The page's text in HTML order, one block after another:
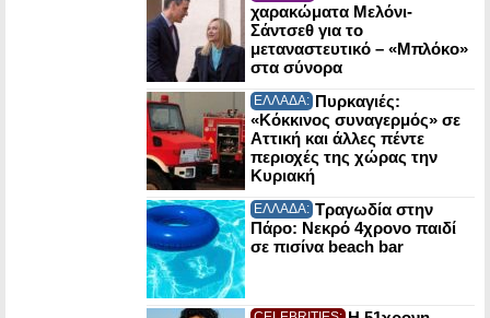
χαρακώματα Μελόνι-
Σάντσεθ για το
μεταναστευτικό – «Μπλόκο»
στα σύνορα
ΕΛΛΑΔΑ: Πυρκαγιές:
«Κόκκινος συναγερμός» σε
Αττική και άλλες πέντε
περιοχές της χώρας την
Κυριακή
ΕΛΛΑΔΑ: Τραγωδία στην
Πάρο: Νεκρό 4χρονο παιδί
σε πισίνα beach bar